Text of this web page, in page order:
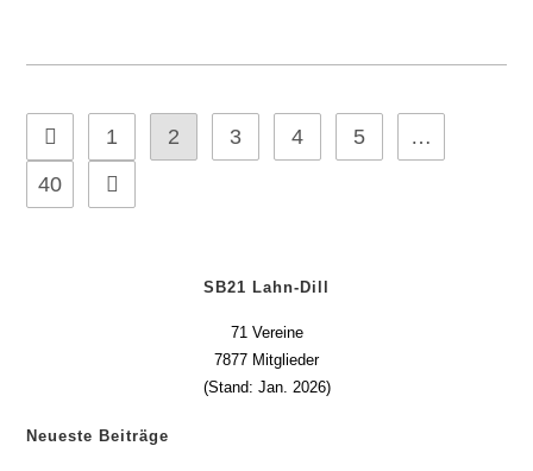
1 2 3 4 5
…
40
SB21 Lahn-Dill
71 Vereine
7877 Mitglieder
(Stand: Jan. 2026)
Neueste Beiträge